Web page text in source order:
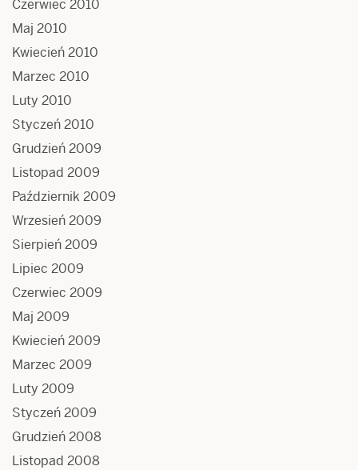
Czerwiec 2010
Maj 2010
Kwiecień 2010
Marzec 2010
Luty 2010
Styczeń 2010
Grudzień 2009
Listopad 2009
Październik 2009
Wrzesień 2009
Sierpień 2009
Lipiec 2009
Czerwiec 2009
Maj 2009
Kwiecień 2009
Marzec 2009
Luty 2009
Styczeń 2009
Grudzień 2008
Listopad 2008